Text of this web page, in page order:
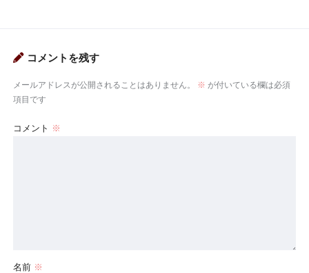
コメントを残す
メールアドレスが公開されることはありません。 ※ が付いている欄は必須
項目です
コメント ※
名前 ※